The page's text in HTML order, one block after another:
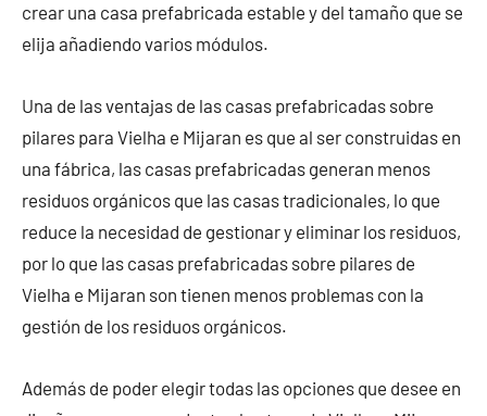
crear una casa prefabricada estable y del tamaño que se
elija añadiendo varios módulos.
Una de las ventajas de las casas prefabricadas sobre
pilares para Vielha e Mijaran es que al ser construidas en
una fábrica, las casas prefabricadas generan menos
residuos orgánicos que las casas tradicionales, lo que
reduce la necesidad de gestionar y eliminar los residuos,
por lo que las casas prefabricadas sobre pilares de
Vielha e Mijaran son tienen menos problemas con la
gestión de los residuos orgánicos.
Además de poder elegir todas las opciones que desee en